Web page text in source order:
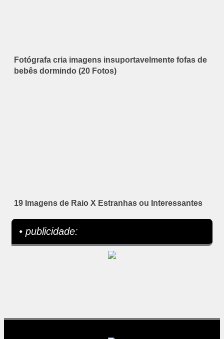
Fotógrafa cria imagens insuportavelmente fofas de
bebês dormindo (20 Fotos)
19 Imagens de Raio X Estranhas ou Interessantes
• publicidade: